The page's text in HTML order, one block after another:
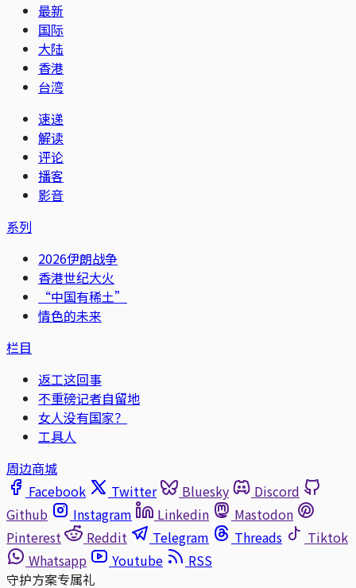
最新
国际
大陆
香港
台湾
速递
解读
评论
播客
影音
系列
2026伊朗战争
香港世纪大火
“中国有稀土”
情色的未来
栏目
返工这回事
不重磅记者自留地
女人没有国家？
工具人
周边商城
Facebook
Twitter Bluesky
Discord
Github
Instagram Linkedin
Mastodon
Pinterest
Reddit Telegram Threads
Tiktok
Whatsapp
Youtube
RSS
守护方案专属礼